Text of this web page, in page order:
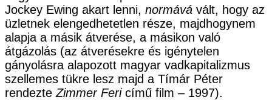
Jockey Ewing akart lenni, normává vált, hogy az
üzletnek elengedhetetlen része, majdhogynem
alapja a másik átverése, a másikon való
átgázolás (az átverésekre és igénytelen
gányolásra alapozott magyar vadkapitalizmus
szellemes tükre lesz majd a Tímár Péter
rendezte Zimmer Fericímű film – 1997).